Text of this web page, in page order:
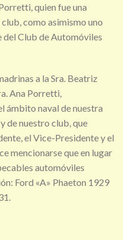
quien fue una
como asimismo uno
del Club de Automóviles
a la Sra. Beatriz
Ana Porretti,
ámbito naval de nuestra
de nuestro club, que
el Vice-Presidente y el
mencionarse que en lugar
automóviles
Ford «A» Phaeton 1929